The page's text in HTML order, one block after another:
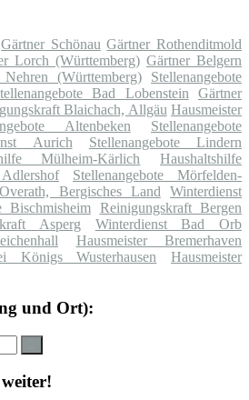
Gärtner Schönau Gärtner Rothenditmold
Lorch (Württemberg) Gärtner Belgern
Nehren (Württemberg)
Stellenangebote
Bad Lobenstein
Gärtner
Blaichach, Allgäu Hausmeister
Altenbeken
Stellenangebote
Aurich
Stellenangebote Lindern
Mülheim-Kärlich
Haushaltshilfe
Stellenangebote Mörfelden-
Bergisches Land
Winterdienst
Bischmisheim Reinigungskraft Bergen
Asperg
Winterdienst Bad Orb
Hausmeister Bremerhaven
Königs Wusterhausen
Hausmeister
und Ort):